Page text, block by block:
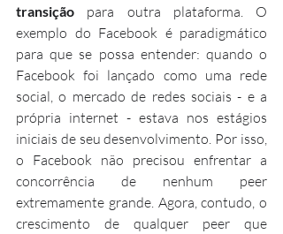
transição para outra plataforma. O
exemplo do Facebook é paradigmático
para que se possa entender: quando o
Facebook foi lançado como uma rede
social, o mercado de redes sociais - e a
própria internet - estava nos estágios
iniciais de seu desenvolvimento. Por isso,
o Facebook não precisou enfrentar a
concorrência de nenhum peer
extremamente grande. Agora, contudo, o
crescimento de qualquer peer que